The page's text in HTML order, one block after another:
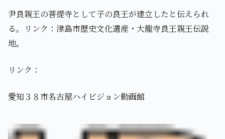
尹良親王の菩提寺として子の良王が建立したと伝えられ
る。リンク：津島市歴史文化遺産・大龍寺良王親王伝説
地。
リンク：
愛知３８市名古屋ハイビジョン動画館